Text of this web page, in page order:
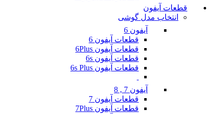
قطعات آیفون
انتخاب مدل گوشی
آیفون 6
قطعات آیفون 6
قطعات آیفون 6Plus
قطعات آیفون 6s
قطعات آیفون 6s Plus
آیفون 7 , 8
قطعات آیفون 7
قطعات آیفون 7Plus